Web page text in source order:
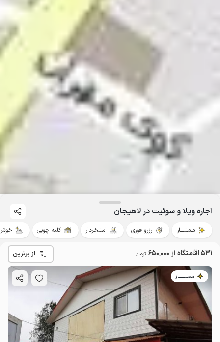
اجاره ویلا و سوئیت در لاهیجان
مـمـتــــاز رزرو فوری استخردار کلبه چوبی خوش
531 اقامتگاه از 650٬000 تومان از برترین
مـمـتــــــاز